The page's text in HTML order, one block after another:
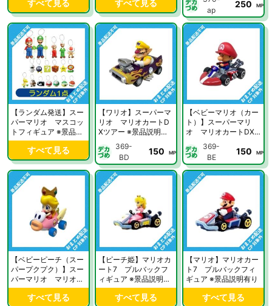
すべて見る すべて見る
ap
250 MP
【ランダム発送】スー
パーマリオ マスコッ
トフィギュア ※景品説
明有り
すべて見る
【ワリオ】スーパーマ
リオ マリオカートD
Xツアー ※景品説明有
369-
BD
150 MP
【ベビーマリオ（カー
ト）】スーパーマリ
オ マリオカートDX
369-
BE
150 MP
【ベビーピーチ（スー
パープクプク）】スー
パーマリオ マリオカ
ートDXツアー ※景品説
明有りすべて見る
【ピーチ姫】マリオカ
ート7 プルバックフ
ィギュア ※景品説明有
り
すべて見る
【マリオ】マリオカー
ト7 プルバックフィ
ギュア ※景品説明有り
すべて見る